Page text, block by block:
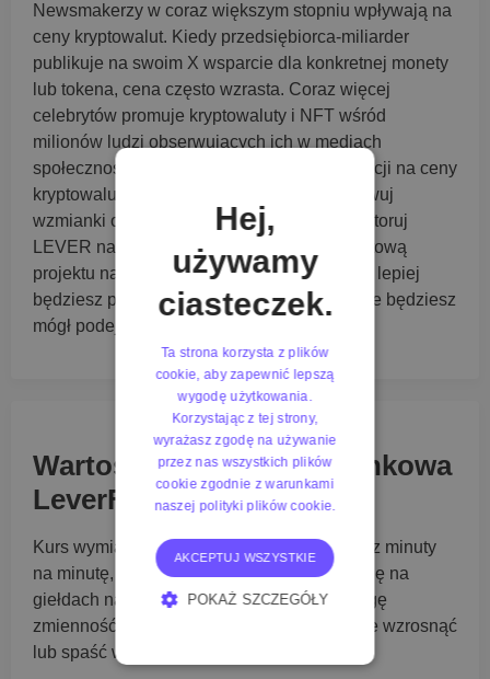
Newsmakerzy w coraz większym stopniu wpływają na
ceny kryptowalut. Kiedy przedsiębiorca-miliarder
publikuje na swoim X wsparcie dla konkretnej monety
lub tokena, cena często wzrasta. Coraz więcej
celebrytów promuje kryptowaluty i NFT wśród
milionów ludzi obserwujących ich w mediach
społecznościowych. Wpływ tych rekomendacji na ceny
kryptowalut jest nie do przecenienia. Obserwuj
wzmianki o LeverFi w wiadomościach, monitoruj
LEVER na X. Odwiedź społeczność internetową
projektu na Discord lub w innym miejscu. Im lepiej
będziesz poinformowany, tym lepsze decyzje będziesz
mógł podejmować.
Wartość i kapitalizacja rynkowa
LeverFi na żywo
Kurs wymiany na żywo LeverFi zmienia się z minuty
na minutę, ponieważ transakcje odbywają się na
giełdach na całym świecie. Biorąc pod uwagę
zmienność kryptowalut, ceny mogą znacznie wzrosnąć
lub spaść w krótkim czasie.
Hej,
używamy
ciasteczek.
Ta strona korzysta z plików
cookie, aby zapewnić lepszą
wygodę użytkowania.
Korzystając z tej strony,
wyrażasz zgodę na używanie
przez nas wszystkich plików
cookie zgodnie z warunkami
naszej polityki plików cookie.
AKCEPTUJ WSZYSTKIE
POKAŻ SZCZEGÓŁY